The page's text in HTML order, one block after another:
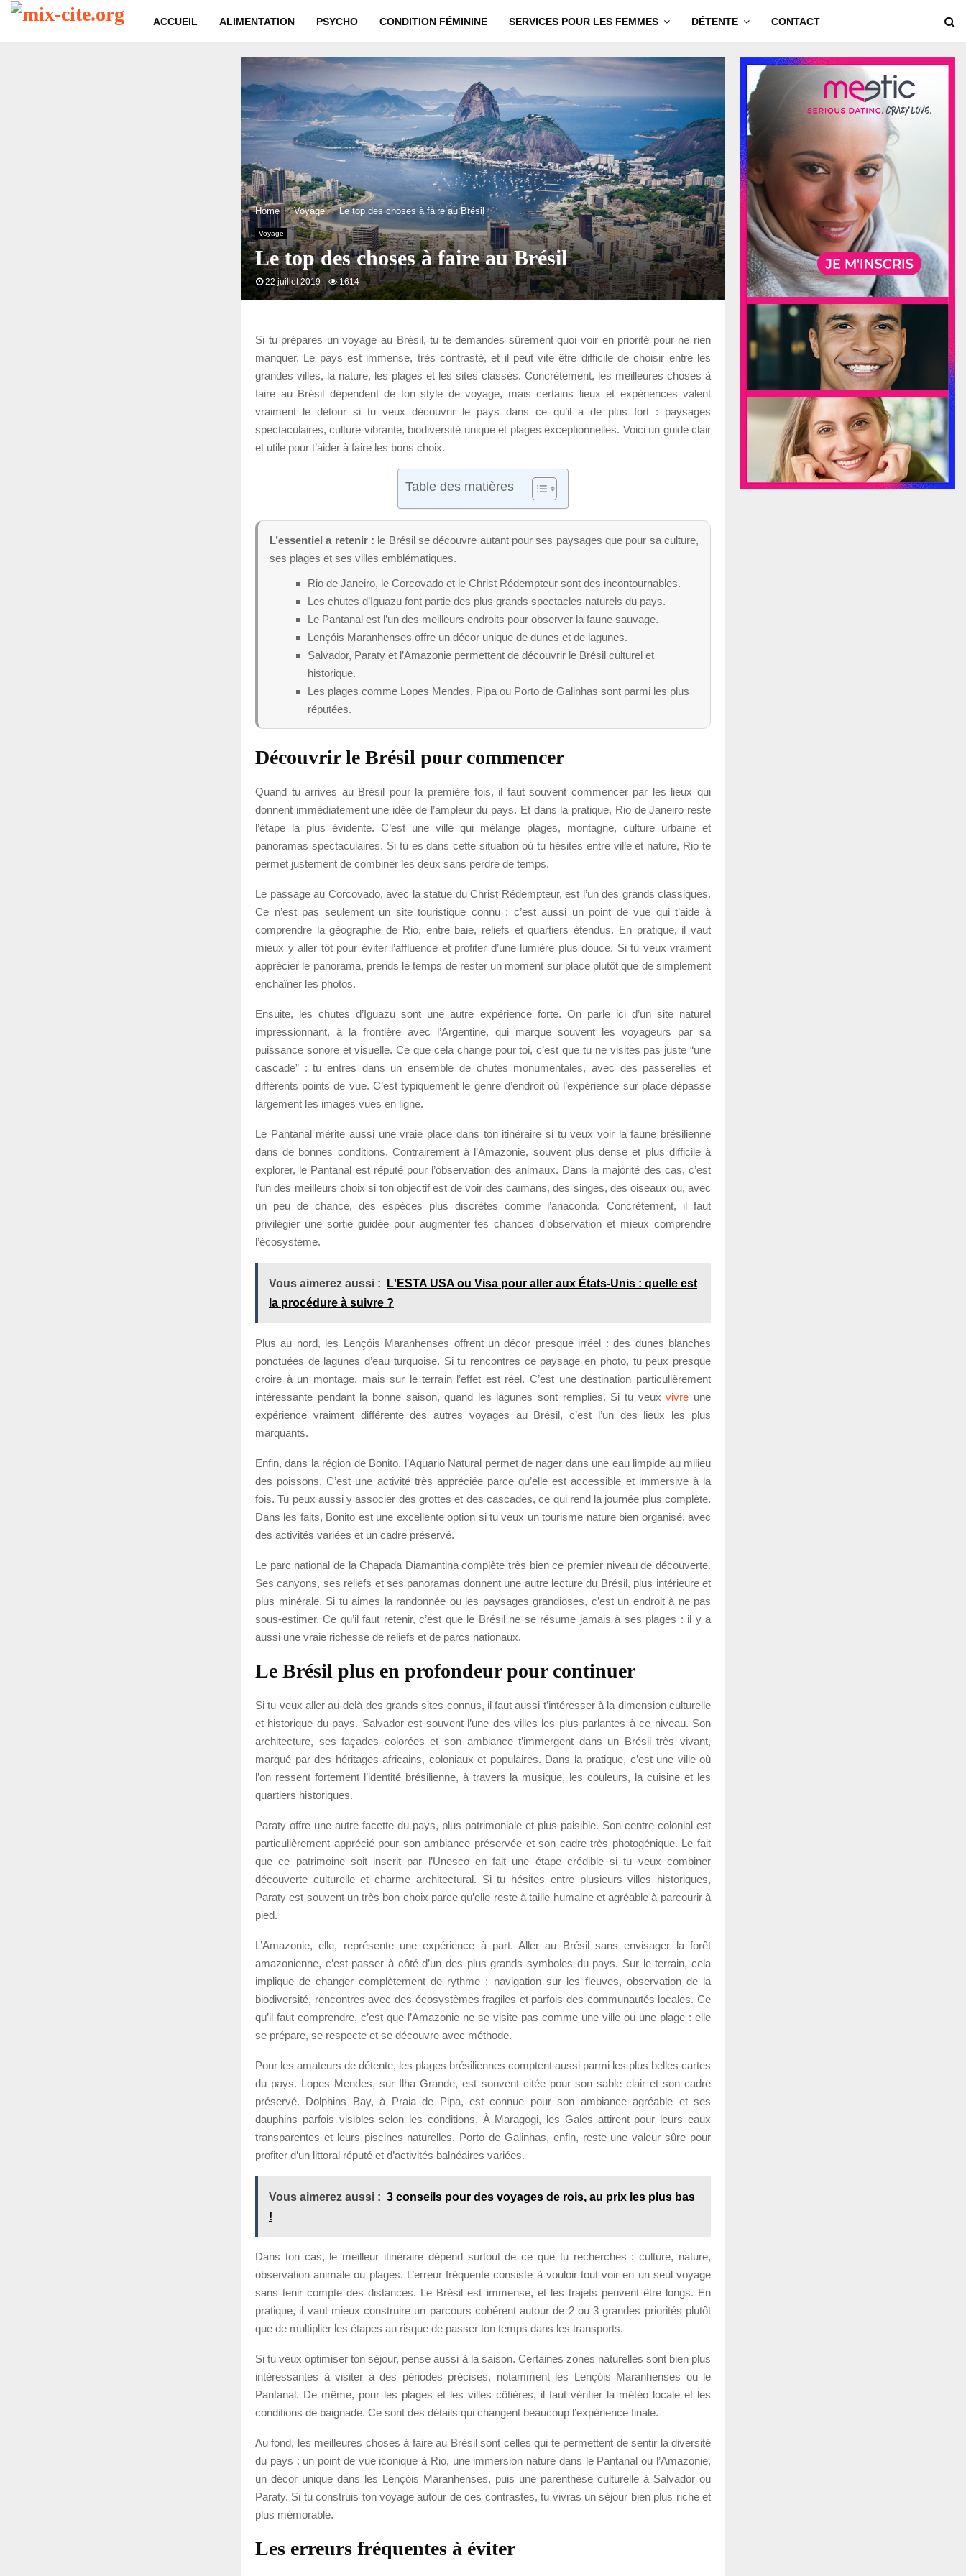
ACCUEIL ALIMENTATION PSYCHO CONDITION FÉMININE SERVICES POUR LES FEMMES DÉTENTE CONTACT
Home Voyage Le top des choses à faire au Brésil
Voyage
Le top des choses à faire au Brésil
22 juillet 2019 1614
Si tu prépares un voyage au Brésil, tu te demandes sûrement quoi voir en priorité pour ne rien
manquer. Le pays est immense, très contrasté, et il peut vite être difficile de choisir entre les
grandes villes, la nature, les plages et les sites classés. Concrètement, les meilleures choses à
faire au Brésil dépendent de ton style de voyage, mais certains lieux et expériences valent
vraiment le détour si tu veux découvrir le pays dans ce qu’il a de plus fort : paysages
spectaculaires, culture vibrante, biodiversité unique et plages exceptionnelles. Voici un guide clair
et utile pour t’aider à faire les bons choix.
Table des matières
L’essentiel a retenir : le Brésil se découvre autant pour ses paysages que pour sa culture,
ses plages et ses villes emblématiques.
Rio de Janeiro, le Corcovado et le Christ Rédempteur sont des incontournables.
Les chutes d’Iguazu font partie des plus grands spectacles naturels du pays.
Le Pantanal est l’un des meilleurs endroits pour observer la faune sauvage.
Lençóis Maranhenses offre un décor unique de dunes et de lagunes.
Salvador, Paraty et l’Amazonie permettent de découvrir le Brésil culturel et
historique.
Les plages comme Lopes Mendes, Pipa ou Porto de Galinhas sont parmi les plus
réputées.
Découvrir le Brésil pour commencer
Quand tu arrives au Brésil pour la première fois, il faut souvent commencer par les lieux qui
donnent immédiatement une idée de l’ampleur du pays. Et dans la pratique, Rio de Janeiro reste
l’étape la plus évidente. C’est une ville qui mélange plages, montagne, culture urbaine et
panoramas spectaculaires. Si tu es dans cette situation où tu hésites entre ville et nature, Rio te
permet justement de combiner les deux sans perdre de temps.
Le passage au Corcovado, avec la statue du Christ Rédempteur, est l’un des grands classiques.
Ce n’est pas seulement un site touristique connu : c’est aussi un point de vue qui t’aide à
comprendre la géographie de Rio, entre baie, reliefs et quartiers étendus. En pratique, il vaut
mieux y aller tôt pour éviter l’affluence et profiter d’une lumière plus douce. Si tu veux vraiment
apprécier le panorama, prends le temps de rester un moment sur place plutôt que de simplement
enchaîner les photos.
Ensuite, les chutes d’Iguazu sont une autre expérience forte. On parle ici d’un site naturel
impressionnant, à la frontière avec l’Argentine, qui marque souvent les voyageurs par sa
puissance sonore et visuelle. Ce que cela change pour toi, c’est que tu ne visites pas juste “une
cascade” : tu entres dans un ensemble de chutes monumentales, avec des passerelles et
différents points de vue. C’est typiquement le genre d’endroit où l’expérience sur place dépasse
largement les images vues en ligne.
Le Pantanal mérite aussi une vraie place dans ton itinéraire si tu veux voir la faune brésilienne
dans de bonnes conditions. Contrairement à l’Amazonie, souvent plus dense et plus difficile à
explorer, le Pantanal est réputé pour l’observation des animaux. Dans la majorité des cas, c’est
l’un des meilleurs choix si ton objectif est de voir des caïmans, des singes, des oiseaux ou, avec
un peu de chance, des espèces plus discrètes comme l’anaconda. Concrètement, il faut
privilégier une sortie guidée pour augmenter tes chances d’observation et mieux comprendre
l’écosystème.
Vous aimerez aussi :
L'ESTA USA ou Visa pour aller aux États-Unis : quelle est
la procédure à suivre ?
Plus au nord, les Lençóis Maranhenses offrent un décor presque irréel : des dunes blanches
ponctuées de lagunes d’eau turquoise. Si tu rencontres ce paysage en photo, tu peux presque
croire à un montage, mais sur le terrain l’effet est réel. C’est une destination particulièrement
intéressante pendant la bonne saison, quand les lagunes sont remplies. Si tu veuxvivre une
expérience vraiment différente des autres voyages au Brésil, c’est l’un des lieux les plus
marquants.
Enfin, dans la région de Bonito, l’Aquario Natural permet de nager dans une eau limpide au milieu
des poissons. C’est une activité très appréciée parce qu’elle est accessible et immersive à la
fois. Tu peux aussi y associer des grottes et des cascades, ce qui rend la journée plus complète.
Dans les faits, Bonito est une excellente option si tu veux un tourisme nature bien organisé, avec
des activités variées et un cadre préservé.
Le parc national de la Chapada Diamantina complète très bien ce premier niveau de découverte.
Ses canyons, ses reliefs et ses panoramas donnent une autre lecture du Brésil, plus intérieure et
plus minérale. Si tu aimes la randonnée ou les paysages grandioses, c’est un endroit à ne pas
sous-estimer. Ce qu’il faut retenir, c’est que le Brésil ne se résume jamais à ses plages : il y a
aussi une vraie richesse de reliefs et de parcs nationaux.
Le Brésil plus en profondeur pour continuer
Si tu veux aller au-delà des grands sites connus, il faut aussi t’intéresser à la dimension culturelle
et historique du pays. Salvador est souvent l’une des villes les plus parlantes à ce niveau. Son
architecture, ses façades colorées et son ambiance t’immergent dans un Brésil très vivant,
marqué par des héritages africains, coloniaux et populaires. Dans la pratique, c’est une ville où
l’on ressent fortement l’identité brésilienne, à travers la musique, les couleurs, la cuisine et les
quartiers historiques.
Paraty offre une autre facette du pays, plus patrimoniale et plus paisible. Son centre colonial est
particulièrement apprécié pour son ambiance préservée et son cadre très photogénique. Le fait
que ce patrimoine soit inscrit par l’Unesco en fait une étape crédible si tu veux combiner
découverte culturelle et charme architectural. Si tu hésites entre plusieurs villes historiques,
Paraty est souvent un très bon choix parce qu’elle reste à taille humaine et agréable à parcourir à
pied.
L’Amazonie, elle, représente une expérience à part. Aller au Brésil sans envisager la forêt
amazonienne, c’est passer à côté d’un des plus grands symboles du pays. Sur le terrain, cela
implique de changer complètement de rythme : navigation sur les fleuves, observation de la
biodiversité, rencontres avec des écosystèmes fragiles et parfois des communautés locales. Ce
qu’il faut comprendre, c’est que l’Amazonie ne se visite pas comme une ville ou une plage : elle
se prépare, se respecte et se découvre avec méthode.
Pour les amateurs de détente, les plages brésiliennes comptent aussi parmi les plus belles cartes
du pays. Lopes Mendes, sur Ilha Grande, est souvent citée pour son sable clair et son cadre
préservé. Dolphins Bay, à Praia de Pipa, est connue pour son ambiance agréable et ses
dauphins parfois visibles selon les conditions. À Maragogi, les Gales attirent pour leurs eaux
transparentes et leurs piscines naturelles. Porto de Galinhas, enfin, reste une valeur sûre pour
profiter d’un littoral réputé et d’activités balnéaires variées.
Vous aimerez aussi : 3 conseils pour des voyages de rois, au prix les plus bas
!
Dans ton cas, le meilleur itinéraire dépend surtout de ce que tu recherches : culture, nature,
observation animale ou plages. L’erreur fréquente consiste à vouloir tout voir en un seul voyage
sans tenir compte des distances. Le Brésil est immense, et les trajets peuvent être longs. En
pratique, il vaut mieux construire un parcours cohérent autour de 2 ou 3 grandes priorités plutôt
que de multiplier les étapes au risque de passer ton temps dans les transports.
Si tu veux optimiser ton séjour, pense aussi à la saison. Certaines zones naturelles sont bien plus
intéressantes à visiter à des périodes précises, notamment les Lençóis Maranhenses ou le
Pantanal. De même, pour les plages et les villes côtières, il faut vérifier la météo locale et les
conditions de baignade. Ce sont des détails qui changent beaucoup l’expérience finale.
Au fond, les meilleures choses à faire au Brésil sont celles qui te permettent de sentir la diversité
du pays : un point de vue iconique à Rio, une immersion nature dans le Pantanal ou l’Amazonie,
un décor unique dans les Lençóis Maranhenses, puis une parenthèse culturelle à Salvador ou
Paraty. Si tu construis ton voyage autour de ces contrastes, tu vivras un séjour bien plus riche et
plus mémorable.
Les erreurs fréquentes à éviter